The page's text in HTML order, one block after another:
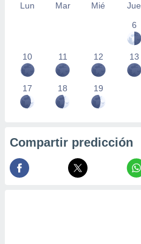
Lun Mar Mié Jue
6
10 11 12 13
17 18 19
Compartir predicción